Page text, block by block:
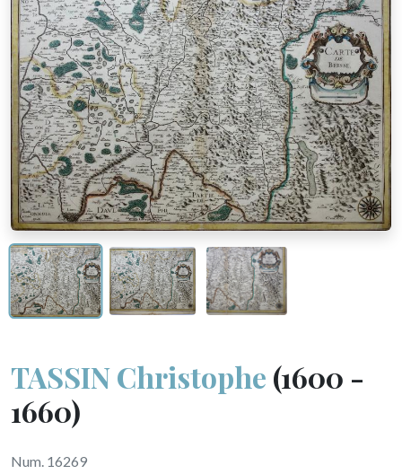
TASSIN Christophe (1600 -
1660)
Num. 16269